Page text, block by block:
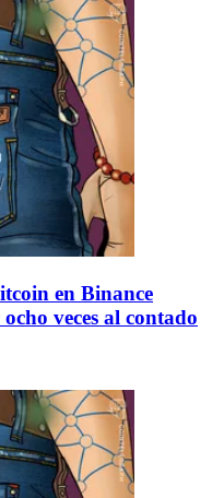
en Binance
veces al contado